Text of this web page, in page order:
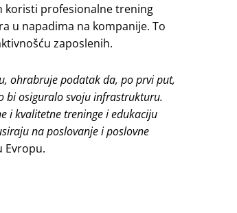
koristi profesionalne trening
u napadima na kompanije. To
zaposlenih.
ohrabruje podatak da, po prvi put,
bi osiguralo svoju infrastrukturu.
i kvalitetne treninge i edukaciju
na poslovanje i poslovne
Evropu.